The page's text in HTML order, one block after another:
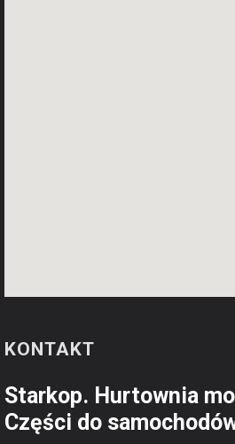
KONTAKT
Starkop. Hurtownia
Części do